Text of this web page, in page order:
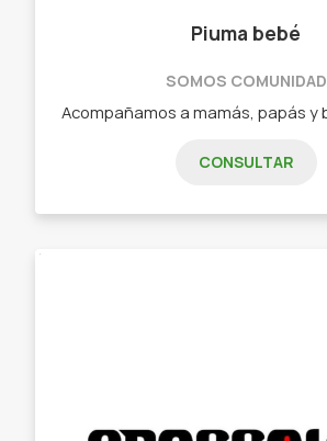
Piuma bebé
SOMOS COMUNIDAD
CONSULTAR